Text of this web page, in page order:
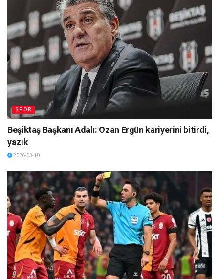
SPOR
Beşiktaş Başkanı Adalı: Ozan Ergün kariyerini bitirdi,
yazık
2026-03-10